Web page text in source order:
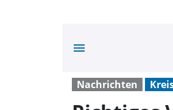
menu
Nachrichten